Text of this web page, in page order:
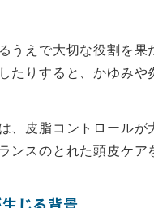
うえで大切な役割を
たりすると、かゆみや
、皮脂コントロール
ンスのとれた頭皮ケ